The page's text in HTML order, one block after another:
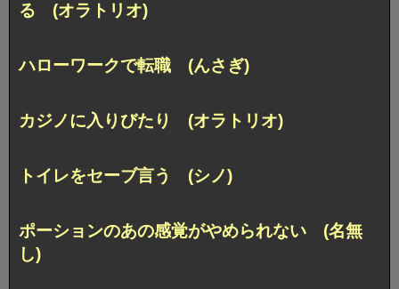
る (オラトリオ)
ハローワークで転職 (んさぎ)
カジノに入りびたり (オラトリオ)
トイレをセーブ言う (シノ)
ポーションのあの感覚がやめられない (名無
し)